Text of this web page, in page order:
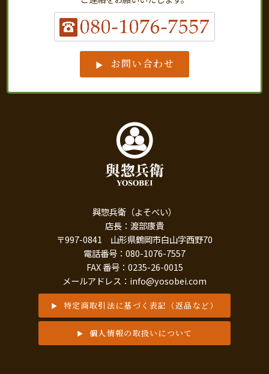
お問い合わせ
與惣兵衛（よそべい）
店長：渡部康貴
〒997-0841 山形県鶴岡市白山字西野70
電話番号：080-1076-7557
FAX 番号：0235-26-0015
メールアドレス：info@yosobei.com
特定商取引法に基づく表記（返品など）
個人情報の取扱いについて